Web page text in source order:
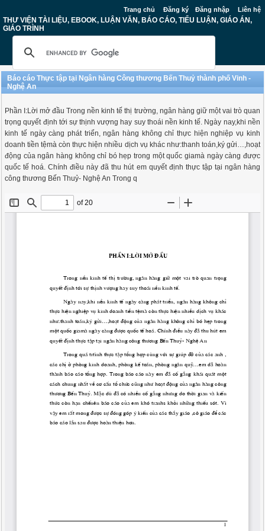
Trang chủ Đăng ký Đăng nhập Liên hệ
THƯ VIỆN TÀI LIỆU, EBOOK, LUẬN VĂN, BÁO CÁO, TIỂU LUẬN, GIÁO ÁN,
GIÁO TRÌNH
Báo cáo Thực tập tại Ngân hàng Công thương Bến Thuỷ thành phố Vinh -
Nghệ An
Phần I:Lời mở đầu Trong nền kinh tế thị trường, ngân hàng giữ một vai trò quan
trọng quyết định tới sự thịnh vượng hay suy thoái nền kinh tế. Ngày nay,khi nền
kinh tế ngày càng phát triển, ngân hàng không chỉ thực hiện nghiệp vụ kinh
doanh tiền tệmà còn thực hiện nhiều dịch vụ khác như:thanh toán,ký gửi…,hoạt
động của ngân hàng không chỉ bó hẹp trong một quốc giamà ngày càng được
quốc tế hoá. Chính điều này đã thu hút em quyết định thực tập tại ngân hàng
công thương Bến Thuỷ- Nghệ An Trong q